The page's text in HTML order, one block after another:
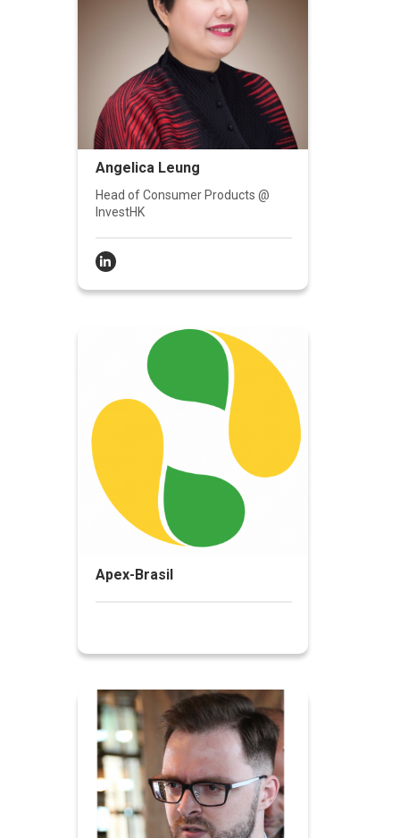
Angelica Leung
Head of Consumer Products @
InvestHK
Apex-Brasil